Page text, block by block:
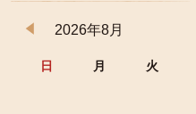
2026年8月
日 月 火